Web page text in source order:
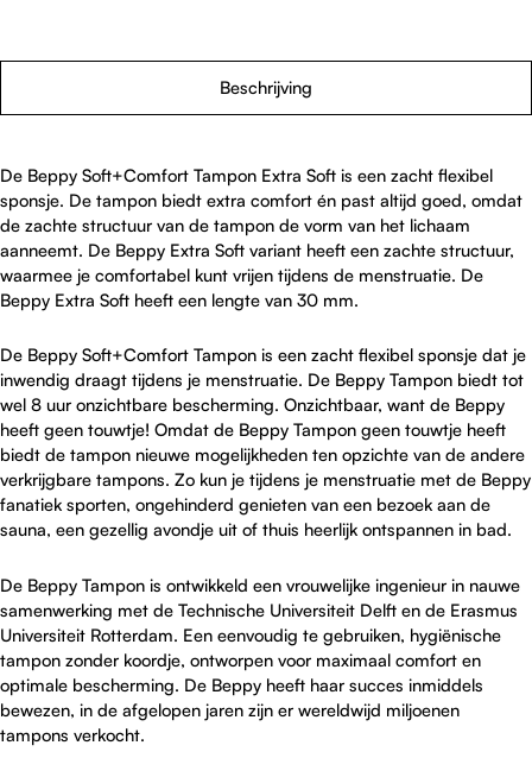
Beschrijving
De Beppy Soft+Comfort Tampon Extra Soft is een zacht flexibel
sponsje. De tampon biedt extra comfort én past altijd goed, omdat
de zachte structuur van de tampon de vorm van het lichaam
aanneemt. De Beppy Extra Soft variant heeft een zachte structuur,
waarmee je comfortabel kunt vrijen tijdens de menstruatie. De
Beppy Extra Soft heeft een lengte van 30 mm.
De Beppy Soft+Comfort Tampon is een zacht flexibel sponsje dat je
inwendig draagt tijdens je menstruatie. De Beppy Tampon biedt tot
wel 8 uur onzichtbare bescherming. Onzichtbaar, want de Beppy
heeft geen touwtje! Omdat de Beppy Tampon geen touwtje heeft
biedt de tampon nieuwe mogelijkheden ten opzichte van de andere
verkrijgbare tampons. Zo kun je tijdens je menstruatie met de Beppy
fanatiek sporten, ongehinderd genieten van een bezoek aan de
sauna, een gezellig avondje uit of thuis heerlijk ontspannen in bad.
De Beppy Tampon is ontwikkeld een vrouwelijke ingenieur in nauwe
samenwerking met de Technische Universiteit Delft en de Erasmus
Universiteit Rotterdam. Een eenvoudig te gebruiken, hygiënische
tampon zonder koordje, ontworpen voor maximaal comfort en
optimale bescherming. De Beppy heeft haar succes inmiddels
bewezen, in de afgelopen jaren zijn er wereldwijd miljoenen
tampons verkocht.